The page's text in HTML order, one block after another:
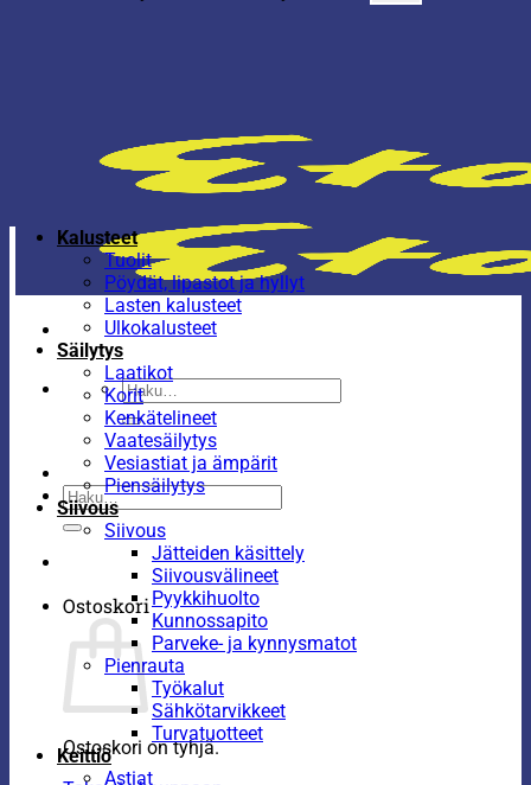
Etsi:
Etsi:
Ostoskori
Ostoskori on tyhjä.
Kalusteet
Tuolit
Pöydät, lipastot ja hyllyt
Lasten kalusteet
Ulkokalusteet
Säilytys
Laatikot
Korit
Kenkätelineet
Vaatesäilytys
Vesiastiat ja ämpärit
Piensäilytys
Siivous
Siivous
Jätteiden käsittely
Siivousvälineet
Pyykkihuolto
Kunnossapito
Parveke- ja kynnysmatot
Pienrauta
Työkalut
Sähkötarvikkeet
Turvatuotteet
Keittiö
Astiat